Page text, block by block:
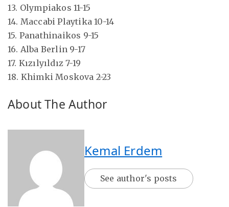
13. Olympiakos 11-15
14. Maccabi Playtika 10-14
15. Panathinaikos 9-15
16. Alba Berlin 9-17
17. Kızılyıldız 7-19
18. Khimki Moskova 2-23
About The Author
Kemal Erdem
See author's posts